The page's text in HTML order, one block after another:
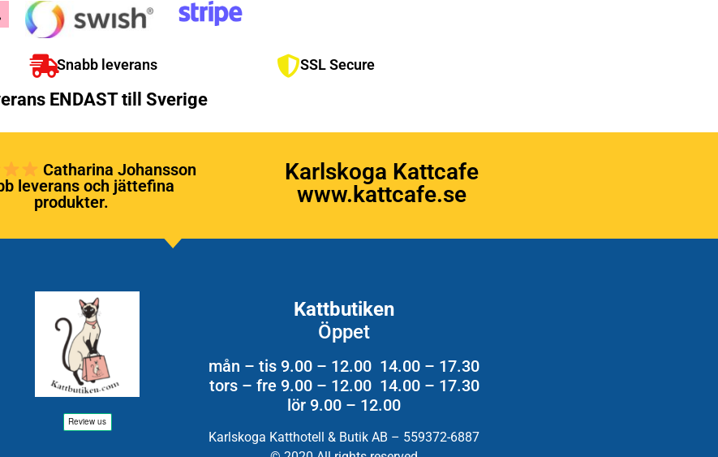
Snabb leverans SSL Secure
ENDAST till Sverige
Catharina Johansson
leverans och jättefina
produkter.
Karlskoga Kattcafe
www.kattcafe.se
Kattbutiken
Öppet
mån – tis 9.00 – 12.00 14.00 – 17.30
tors – fre 9.00 – 12.00 14.00 – 17.30
lör 9.00 – 12.00
Karlskoga Katthotell & Butik AB – 559372-6887